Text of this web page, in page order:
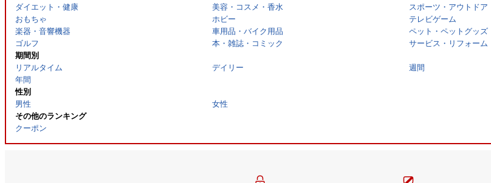
ダイエット・健康
美容・コスメ・香水 スポーツ・アウトドア
おもちゃ
ホビー テレビゲーム
楽器・音響機器
車用品・バイク用品 ペット・ペットグッズ
ゴルフ
本・雑誌・コミック サービス・リフォーム
期間別
リアルタイム
デイリー 週間
年間
性別
男性
女性
その他のランキング
クーポン